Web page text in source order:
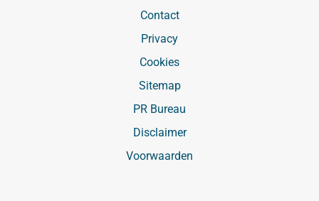
Contact
Privacy
Cookies
Sitemap
PR Bureau
Disclaimer
Voorwaarden